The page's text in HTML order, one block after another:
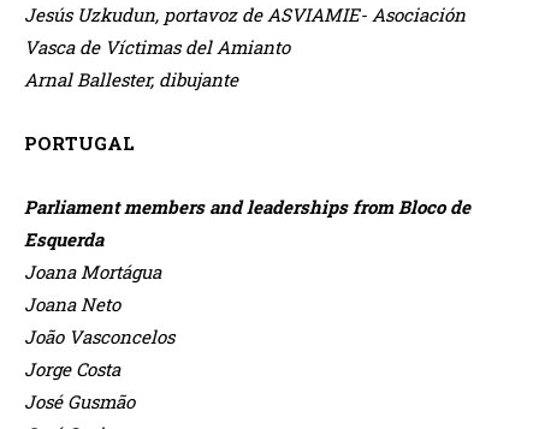
Jesús Uzkudun, portavoz de ASVIAMIE- Asociación
Vasca de Víctimas del Amianto
Arnal Ballester, dibujante
PORTUGAL
Parliament members and leaderships from Bloco de
Esquerda
Joana Mortágua
Joana Neto
João Vasconcelos
Jorge Costa
José Gusmão